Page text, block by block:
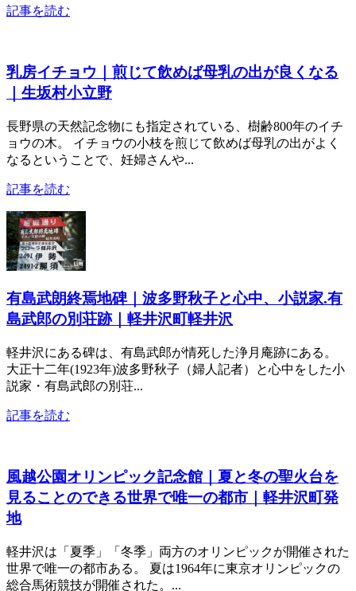
記事を読む
乳房イチョウ｜煎じて飲めば母乳の出が良くなる
｜生坂村小立野
長野県の天然記念物にも指定されている、樹齢800年のイチ
ョウの木。 イチョウの小枝を煎じて飲めば母乳の出がよく
なるということで、妊婦さんや...
記事を読む
有島武朗終焉地碑｜波多野秋子と心中、小説家.有
島武郎の別荘跡｜軽井沢町軽井沢
軽井沢にある碑は、有島武郎が情死した浄月庵跡にある。
大正十二年(1923年)波多野秋子（婦人記者）と心中をした小
説家・有島武郎の別荘...
記事を読む
風越公園オリンピック記念館｜夏と冬の聖火台を
見ることのできる世界で唯一の都市｜軽井沢町発
地
軽井沢は「夏季」「冬季」両方のオリンピックが開催された
世界で唯一の都市ある。 夏は1964年に東京オリンピックの
総合馬術競技が開催された。...